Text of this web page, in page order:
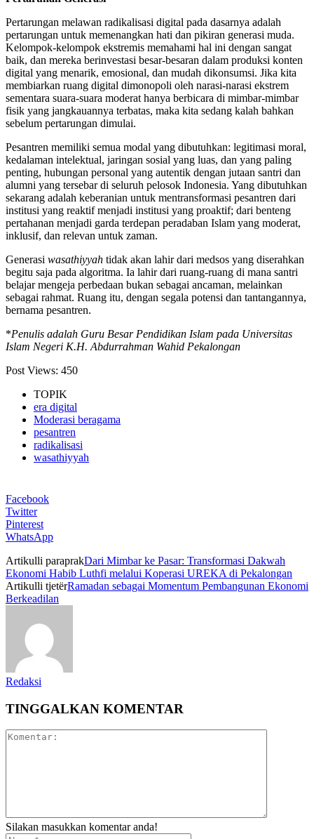
Pertarungan melawan radikalisasi digital pada dasarnya adalah
pertarungan untuk memenangkan hati dan pikiran generasi muda.
Kelompok-kelompok ekstremis memahami hal ini dengan sangat
baik, dan mereka berinvestasi besar-besaran dalam produksi konten
digital yang menarik, emosional, dan mudah dikonsumsi. Jika kita
membiarkan ruang digital dimonopoli oleh narasi-narasi ekstrem
sementara suara-suara moderat hanya berbicara di mimbar-mimbar
fisik yang jangkauannya terbatas, maka kita sedang kalah bahkan
sebelum pertarungan dimulai.
Pesantren memiliki semua modal yang dibutuhkan: legitimasi moral,
kedalaman intelektual, jaringan sosial yang luas, dan yang paling
penting, hubungan personal yang autentik dengan jutaan santri dan
alumni yang tersebar di seluruh pelosok Indonesia. Yang dibutuhkan
sekarang adalah keberanian untuk mentransformasi pesantren dari
institusi yang reaktif menjadi institusi yang proaktif; dari benteng
pertahanan menjadi garda terdepan peradaban Islam yang moderat,
inklusif, dan relevan untuk zaman.
Generasi wasathiyyah tidak akan lahir dari medsos yang diserahkan
begitu saja pada algoritma. Ia lahir dari ruang-ruang di mana santri
belajar mengeja perbedaan bukan sebagai ancaman, melainkan
sebagai rahmat. Ruang itu, dengan segala potensi dan tantangannya,
bernama pesantren.
*Penulis adalah Guru Besar Pendidikan Islam pada Universitas
Islam Negeri K.H. Abdurrahman Wahid Pekalongan
Post Views: 450
TOPIK
era digital
Moderasi beragama
pesantren
radikalisasi
wasathiyyah
Facebook
Twitter
Pinterest
WhatsApp
Artikulli paraprakDari Mimbar ke Pasar: Transformasi Dakwah
Ekonomi Habib Luthfi melalui Koperasi UREKA di Pekalongan
Artikulli tjetërRamadan sebagai Momentum Pembangunan Ekonomi
Berkeadilan
Redaksi
TINGGALKAN KOMENTAR
Silakan masukkan komentar anda!